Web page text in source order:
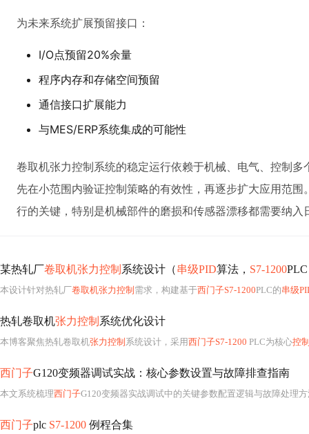
为未来系统扩展预留接口：
I/O点预留20%余量
程序内存和存储空间预留
通信接口扩展能力
与MES/ERP系统集成的可能性
卷取机张力控制系统的稳定运行依赖于机械、电气、控制
先在小范围内验证控制策略的有效性，再逐步扩大应用范
行的关键，特别是机械部件的磨损和传感器漂移都需要纳入
某热轧厂卷取机张力控制 系统设计（串级PID算法， S7-1200PLC
本设计针对热轧厂卷取机张力控制 需求，构建基于西门子S7-1200PLC的串级
热轧卷取机张力控制 系统优化设计
本博客聚焦热轧卷取机张力控制 系统设计，采用西门子S7-1200 PLC为核心控
西门子G120变频器调试实战：核心参数设置与故障排查指南
本文系统梳理西门子G120变频器实战调试中的关键参数配置逻辑与故障处理方法。涵盖电机参数
西门子plc S7-1200 例程合集